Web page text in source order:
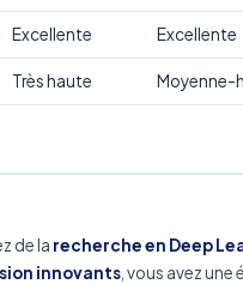
Excellente Excellente
Très haute Moyenne-
de la recherche en Deep
innovants, vous avez une